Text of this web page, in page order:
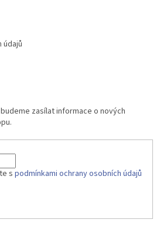
údajů
zasílat informace o nových
s podmínkami ochrany osobních údajů